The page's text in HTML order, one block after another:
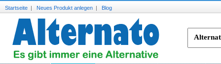
Startseite | Neues Produkt anlegen | Blog